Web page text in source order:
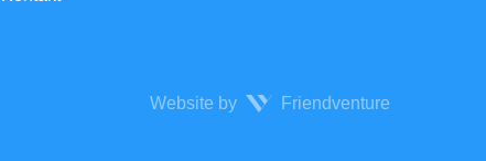
Website by Friendventure